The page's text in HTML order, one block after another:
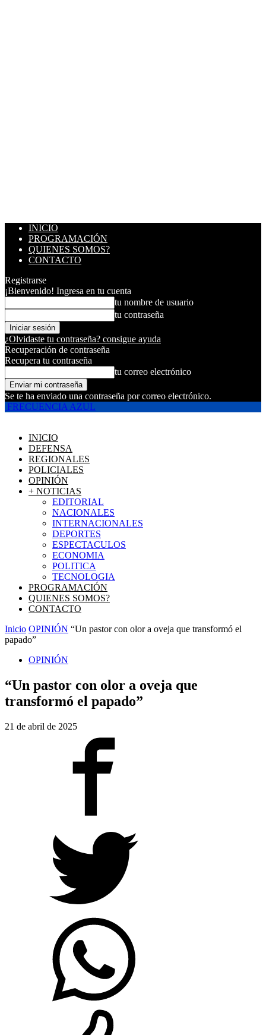
INICIO
PROGRAMACIÓN
QUIENES SOMOS?
CONTACTO
Registrarse
¡Bienvenido! Ingresa en tu cuenta
tu nombre de usuario
tu contraseña
¿Olvidaste tu contraseña? consigue ayuda
Recuperación de contraseña
Recupera tu contraseña
tu correo electrónico
Se te ha enviado una contraseña por correo electrónico.
FRECUENCIA AZUL
INICIO
DEFENSA
REGIONALES
POLICIALES
OPINIÓN
+ NOTICIAS
EDITORIAL
NACIONALES
INTERNACIONALES
DEPORTES
ESPECTACULOS
ECONOMIA
POLITICA
TECNOLOGIA
PROGRAMACIÓN
QUIENES SOMOS?
CONTACTO
Inicio OPINIÓN “Un pastor con olor a oveja que transformó el
papado”
OPINIÓN
“Un pastor con olor a oveja que
transformó el papado”
21 de abril de 2025